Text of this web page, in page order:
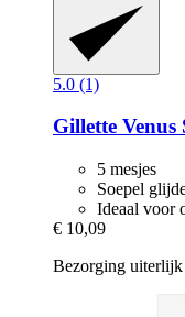
5.0 (1)
Gillette Venus
5 mesjes
Soepel
Ideaal voor
€ 10,09
Bezorging uiterlijk